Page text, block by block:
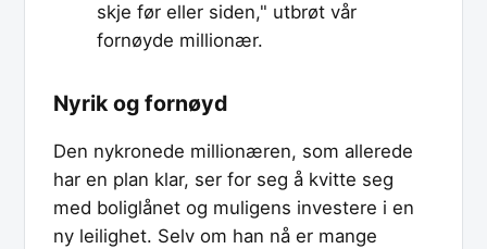
skje før eller siden," utbrøt vår
fornøyde millionær.
Nyrik og fornøyd
Den nykronede millionæren, som allerede
har en plan klar, ser for seg å kvitte seg
med boliglånet og muligens investere i en
ny leilighet. Selv om han nå er mange